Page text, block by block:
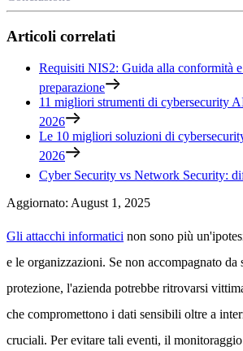
Articoli correlati
Requisiti NIS2: Guida alla conformità
preparazione
11 migliori strumenti di cybersecurity
2026
Le 10 migliori soluzioni di
2026
Cyber Security vs Network Security:
Aggiornato: August 1, 2025
Gli attacchi informatici non sono più
e le organizzazioni. Se non accompagnato da
protezione, l'azienda potrebbe ritrovarsi
che compromettono i dati sensibili oltre a
cruciali. Per evitare tali eventi, il